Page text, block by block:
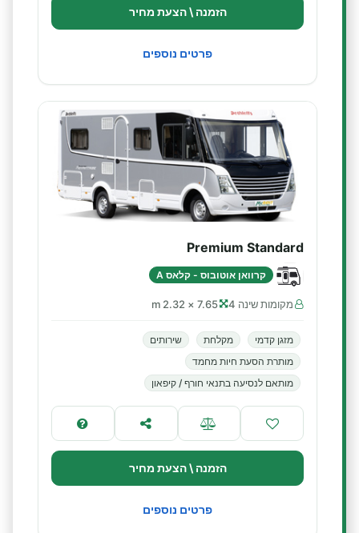
הזמנה \ הצעת מחיר
פרטים נוספים
Premium Standard
קרוואן אוטובוס - קלאס A
מקומות שינה 4 7.65 × 2.32 m
מזגן קדמי מקלחת
שירותים
מותרת הסעת חיות מחמד
מותאם לנסיעה בתנאי חורף / קיפאון
הזמנה \ הצעת מחיר
פרטים נוספים